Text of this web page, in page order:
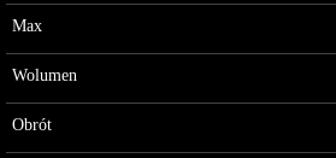
Max
Wolumen
Obrót